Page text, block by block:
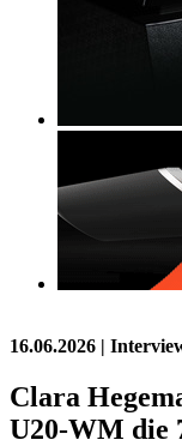
16.06.2026 |
Clara
U20-WM die